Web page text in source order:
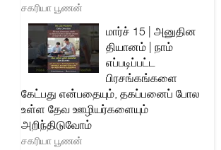
சகரியா பூணன்
மார்ச் 15 | அனுதின
தியானம் | நாம்
எப்படிப்பட்ட
பிரசங்கங்களை
கேட்பது என்பதையும், தகப்பனைப் போல
உள்ள தேவ ஊழியர்களையும்
அறிந்திடுவோம்
சகரியா பூணன்